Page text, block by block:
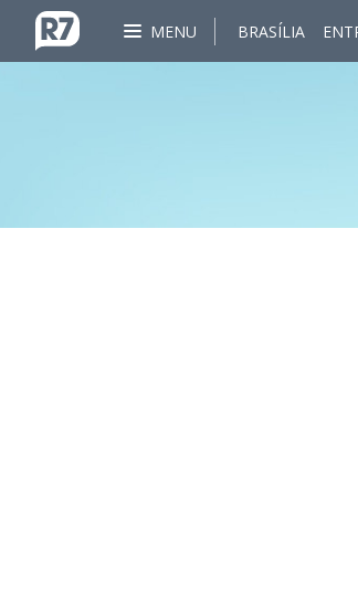
MENU BRASÍLIA